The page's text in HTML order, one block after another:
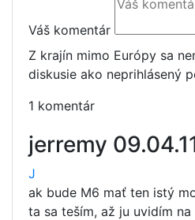
Váš komentár
Z krajín mimo Európy sa
diskusie ako neprihlásený
1 komentár
jerremy
J
ak bude M6 mať ten istý
ta sa teším, až ju uvidím na